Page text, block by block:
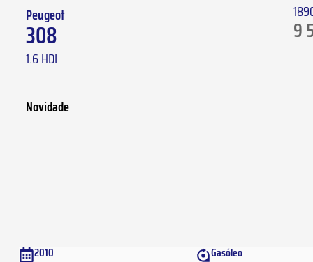
Peugeot
308
1.6 HDI
9
Novidade
2010 Gasóleo